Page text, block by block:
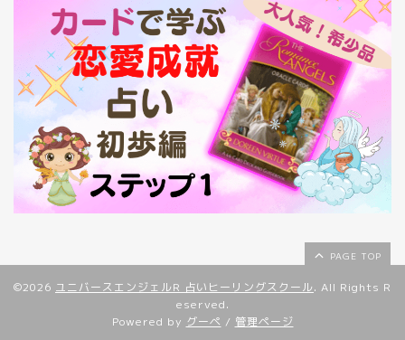
PAGE TOP
©2026 ユニバースエンジェルR 占いヒーリングスクール. All Rights R
eserved.
Powered by グーペ / 管理ページ